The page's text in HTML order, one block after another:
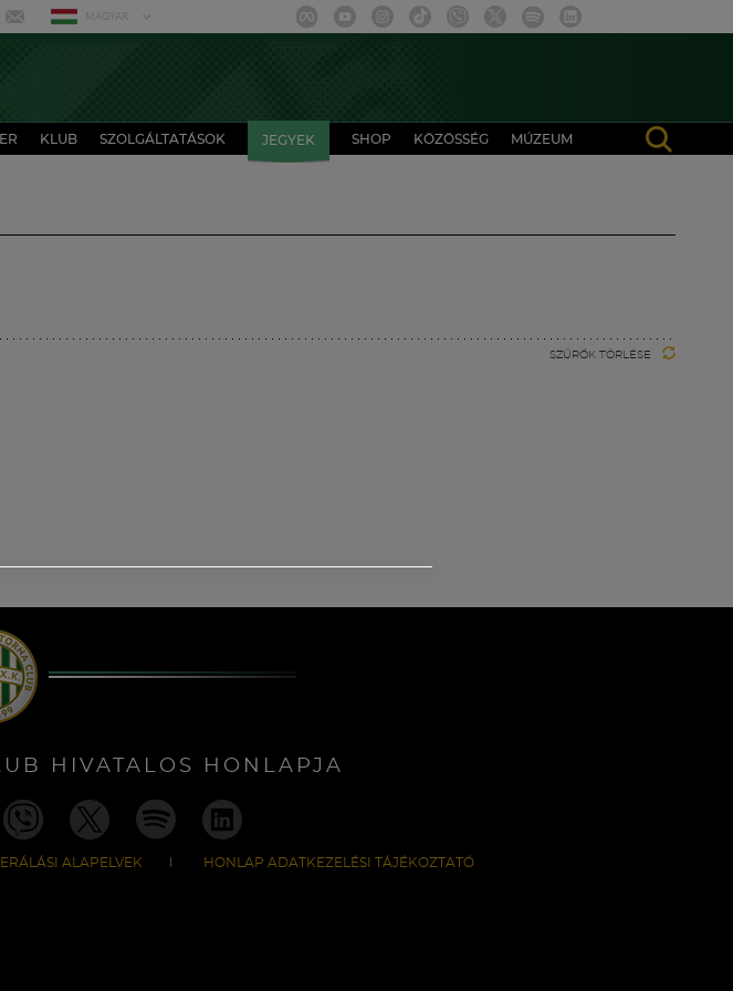
MAGYAR
KLUB SZOLGÁLTATÁSOK JEGYEK SHOP KÖZÖSSÉG MÚZEUM
SZŰRŐK TÖRLÉSE
HIVATALOS HONLAPJA
ALAPELVEK HONLAP ADATKEZELÉSI TÁJÉKOZTATÓ